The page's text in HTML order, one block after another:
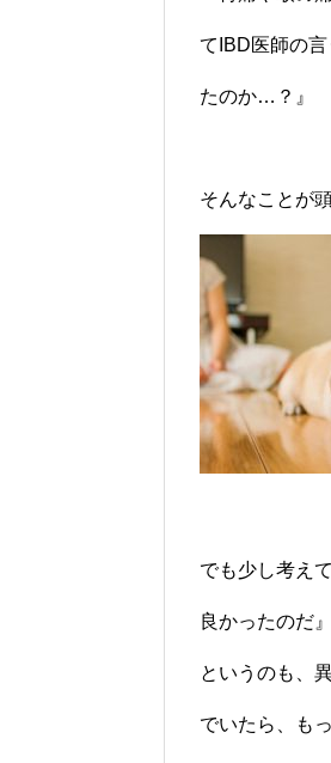
てIBD医師の
たのか…？』
そんなことが
でも少し考え
良かったのだ
というのも、
でいたら、も